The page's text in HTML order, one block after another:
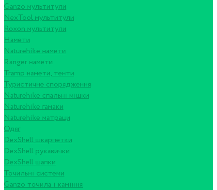
Ganzo мультитули
NexTool мультитули
Roxon мультитули
Намети
Naturehike намети
Ranger намети
Tramp намети, тенти
Туристичне спорядження
Naturehike спальні мішки
Naturehike гамаки
Naturehike матраци
Одяг
DexShell шкарпетки
DexShell рукавички
DexShell шапки
Точильні системи
Ganzo точила і каміння